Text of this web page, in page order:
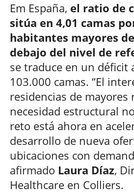
Em España, el ratio de
sitúa en 4,01 camas
habitantes mayores
debajo del nivel de
se traduce en un déficit
103.000 camas. “El
residencias de mayores
necesidad estructural
reto está ahora en
desarrollo de nueva
ubicaciones con
afirmado Laura Díaz,
Healthcare en Colliers.